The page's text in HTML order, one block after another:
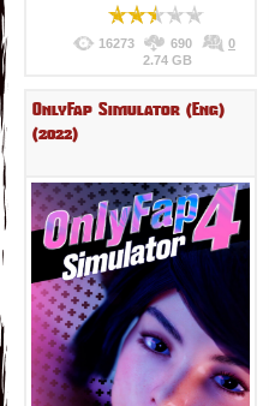
16273 690
0
2.74 GB
OnlyFap Simulator (Eng)
(2022)